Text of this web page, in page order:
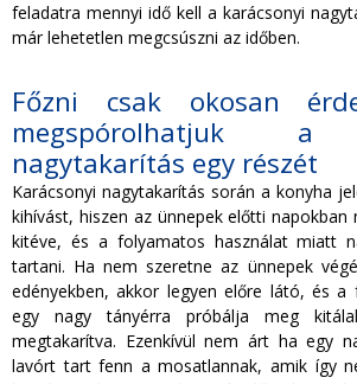
feladatra mennyi idő kell a karácsonyi
már lehetetlen megcsúszni az időben.
Főzni csak okosan
megspórolhatjuk a
nagytakarítás egy részét
Karácsonyi nagytakarítás során a konyha
kihívást, hiszen az ünnepek előtti napokban
kitéve, és a folyamatos használat miatt
tartani. Ha nem szeretne az ünnepek
edényekben, akkor legyen előre látó, és a
egy nagy tányérra próbálja meg
megtakarítva. Ezenkívül nem árt ha egy
lavórt tart fenn a mosatlannak, amik így